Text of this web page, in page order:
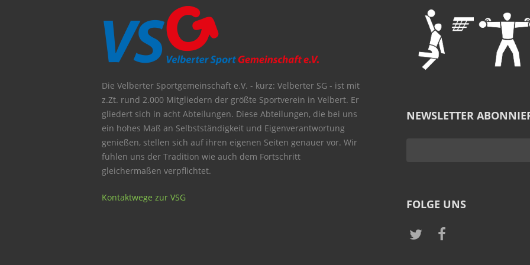
Die Velberter Sportgemeinschaft e.V. - kurz: Velberter SG - ist mit
z.Zt. rund 2.000 Mitgliedern der größte Sportverein in Velbert. Er
gliedert sich in acht Abteilungen. Diese Abteilungen, die bei uns
ein hohes Maß an Selbstständigkeit und Eigenverantwortung
genießen, stellen sich auf ihren eigenen Seiten genauer vor. Wir
fühlen uns der Tradition wie auch dem Fortschritt
gleichermaßen verpflichtet.
Kontaktwege zur VSG
NEWSLETTER
FOLGE UNS